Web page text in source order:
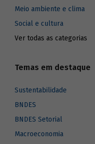
Meio ambiente e clima
Social e cultura
Ver todas as categorias
Temas em destaque
Sustentabilidade
BNDES
BNDES Setorial
Macroeconomia